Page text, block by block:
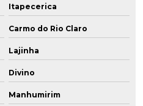
Itapecerica
Carmo do Rio Claro
Lajinha
Divino
Manhumirim